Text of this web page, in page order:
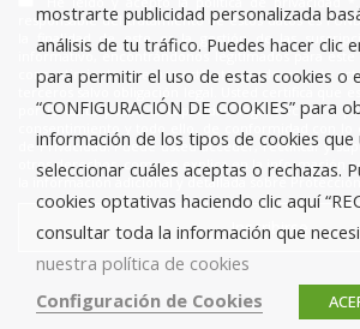
responsable del tratamiento de estos datos es
la finalidad de este es la gestión de las
informativo, encontrándonos legitimados para
consentimiento que nos está otorgando en este
terceros salvo obligación legal. Usted certifica que
por lo tanto posee la capacidad legal necesaria
de Privacidad. Puede usted acceder, rectificar y
otros derechos, como se explica en la información
la información adicional y detallada sobre
mostrarte publicidad personalizada
análisis de tu tráfico. Puedes hacer clic
para permitir el uso de estas cookies o
“CONFIGURACIÓN DE COOKIES” para
información de los tipos de cookies que
seleccionar cuáles aceptas o rechazas.
cookies optativas haciendo clic aquí
consultar toda la información que
nuestra política de cookies
Configuración de Cookies